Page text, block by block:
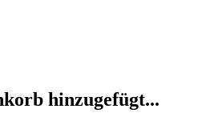
hinzugefügt...